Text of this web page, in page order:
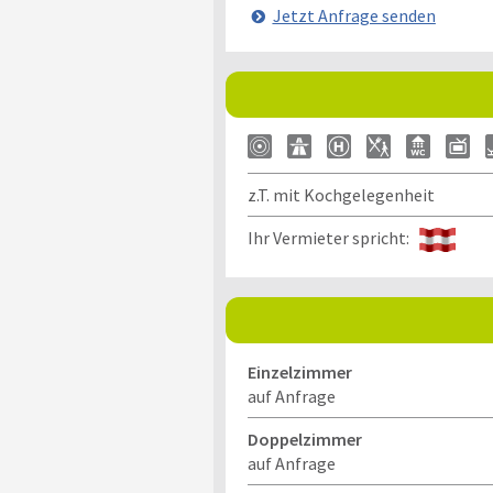
Jetzt Anfrage senden
z.T. mit Kochgelegenheit
Ihr Vermieter spricht:
Einzelzimmer
auf Anfrage
Doppelzimmer
auf Anfrage